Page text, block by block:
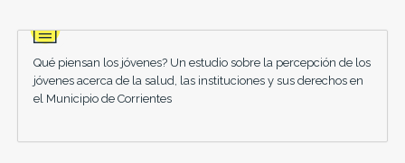
Qué piensan los jóvenes? Un estudio sobre la percepción de los
jóvenes acerca de la salud, las instituciones y sus derechos en
el Municipio de Corrientes